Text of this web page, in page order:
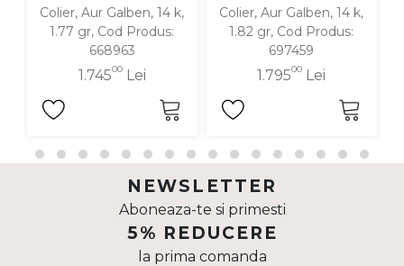
Colier, Aur Galben, 14 k,
1.77 gr, Cod Produs:
668963
1.74500Lei
Colier, Aur Galben, 14 k,
1.82 gr, Cod Produs:
697459
1.79500 Lei
NEWSLETTER
Aboneaza-te si primesti
5% REDUCERE
la prima comanda